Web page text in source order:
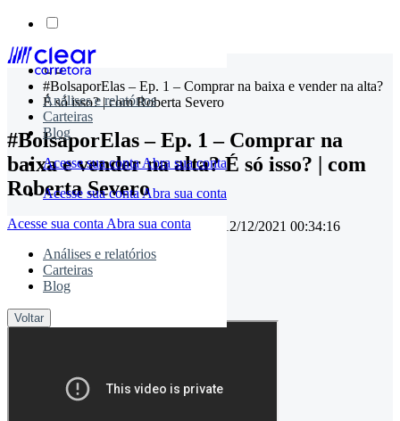
Skip
content
Análises e relatórios
Carteiras
Blog
Acesse sua contaAbra sua conta
Acesse sua contaAbra sua conta
Acesse sua conta Abra sua conta
Análises e relatórios
Carteiras
Blog
Voltar
#BolsaporElas – Ep. 1 – Comprar na baixa e vender na alta?
É só isso? | com Roberta Severo
#BolsaporElas – Ep. 1 – Comprar na
baixa e vender na alta? É só isso? | com
Roberta Severo
16/07/2021 18:18:14• Atualizado em 12/12/2021 00:34:16
timemaster
Compartilhe: